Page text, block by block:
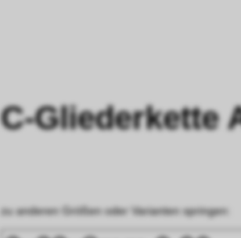
C-Gliederkette
zu anderen Größen oder Varianten springen: